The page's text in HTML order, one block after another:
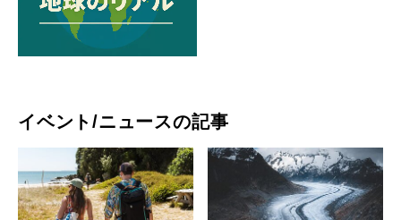
イベント/ニュースの記事